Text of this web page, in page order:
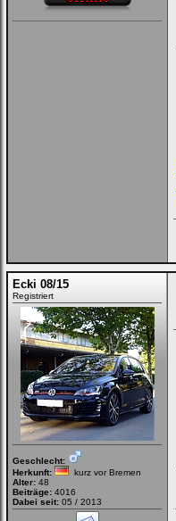
Ecki 08/15
Registriert
Geschlecht:
Herkunft:
kurz vor Bremen
Alter: 48
Beiträge: 4016
Dabei seit: 05 / 2013